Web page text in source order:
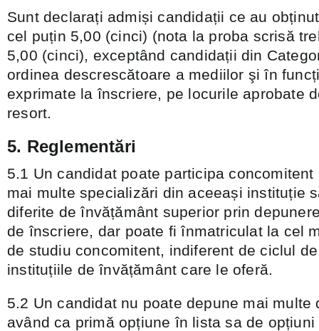
Sunt declarați admiși candidații ce au
cel puțin 5,00 (cinci) (nota la proba scrisă
5,00 (cinci), exceptând candidații din
ordinea descrescătoare a mediilor şi în
exprimate la înscriere, pe locurile aprobate
resort.
5. Reglementări
5.1 Un candidat poate participa
mai multe specializări din aceeași instituție
diferite de învățământ superior prin
de înscriere, dar poate fi înmatriculat la cel
de studiu concomitent, indiferent de ciclul
instituțiile de învățământ care le oferă.
5.2 Un candidat nu poate depune mai multe
având ca primă opțiune în lista sa de